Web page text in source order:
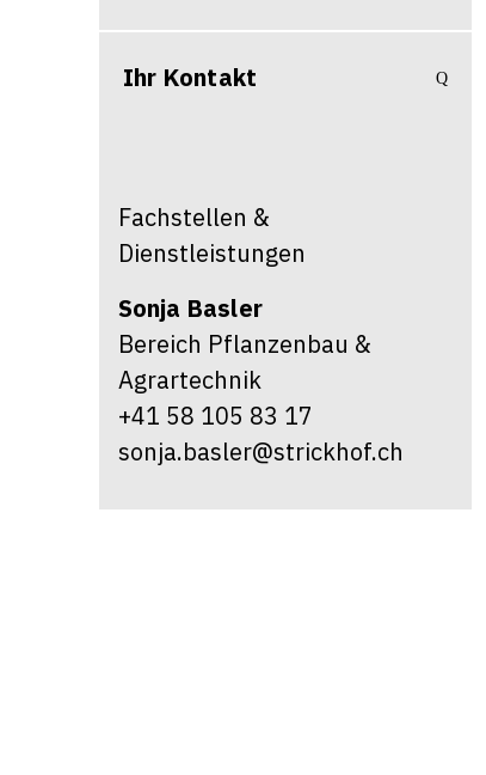
Ihr Kontakt
Fachstellen &
Dienstleistungen
Sonja Basler
Bereich Pflanzenbau &
Agrartechnik
+41 58 105 83 17
sonja.basler@strickhof.ch